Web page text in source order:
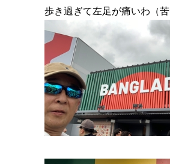
歩き過ぎて左足が痛いわ（苦